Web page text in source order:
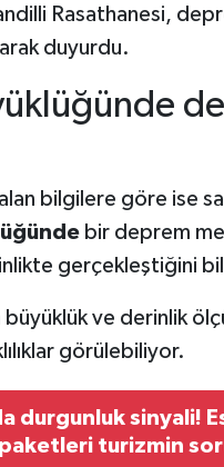
Rasathanesi,
duyurdu.
bilgilere göre ise
bir deprem
gerçekleştiğini
büyüklük ve derinlik
görülebiliyor.
durgunluk sinyali!
turizmin